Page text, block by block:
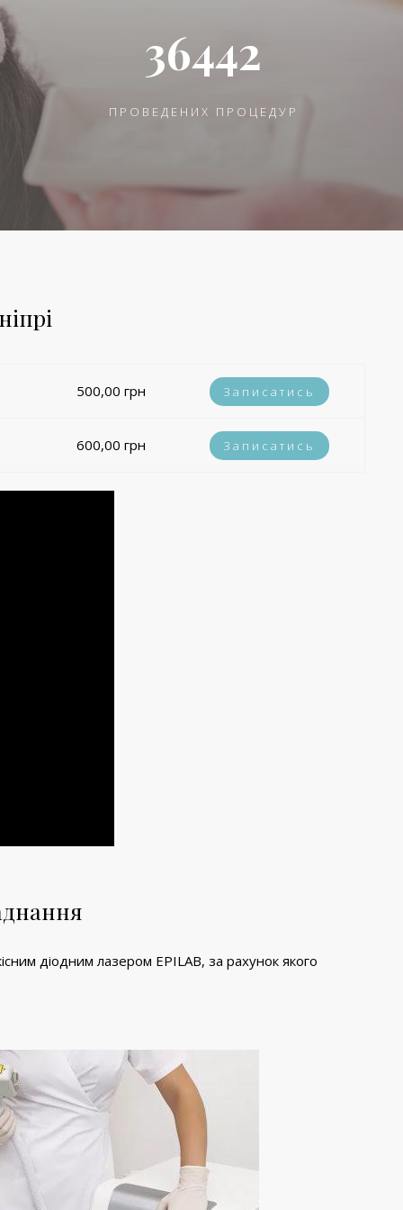
36442
ПРОВЕДЕНИХ ПРОЦЕДУР
500,00 грн Записатись
600,00 грн Записатись
діодним лазером EPILAB, за рахунок якого